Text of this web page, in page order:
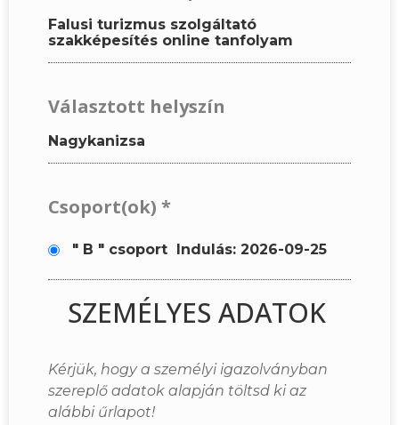
Falusi turizmus szolgáltató
szakképesítés online tanfolyam
Választott helyszín
Nagykanizsa
Csoport(ok) *
" B " csoport Indulás: 2026-09-25
SZEMÉLYES ADATOK
Kérjük, hogy a személyi igazolványban
szereplő adatok alapján töltsd ki az
alábbi űrlapot!